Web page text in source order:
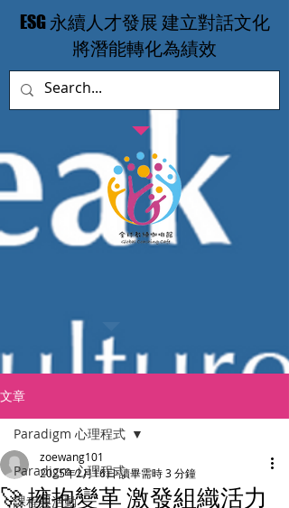
​ESG 永續人才發展 建立對話文化
​將潛能轉化為績效
文章
Paradigm 心理程式
課程與活動
Paradigm 心理程式
🚀 擁抱變革 激發組織活力
zoewang101
2025年2月16日讀畢需時 3 分鐘